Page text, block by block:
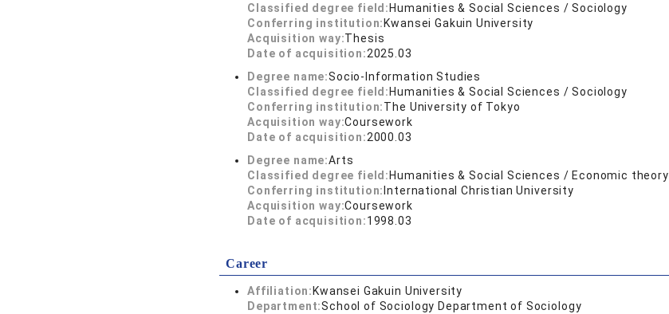
Classified degree field: Humanities & Social Sciences / Sociology
Conferring institution: Kwansei Gakuin University
Acquisition way:Thesis
Date of acquisition:2025.03
Degree name:Socio-Information Studies
Classified degree field: Humanities & Social Sciences / Sociology
Conferring institution:The University of Tokyo
Acquisition way:Coursework
Date of acquisition:2000.03
Degree name:Arts
Classified degree field: Humanities & Social Sciences / Economic theory
Conferring institution: International Christian University
Acquisition way:Coursework
Date of acquisition:1998.03
Career
Affiliation: Kwansei Gakuin University
Department:School of Sociology Department of Sociology